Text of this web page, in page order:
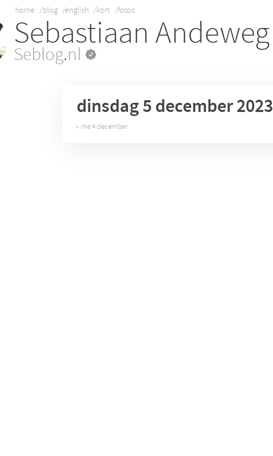
home /blog /english /kort /fotos
Sebastiaan Andeweg
Seblog.nl
dinsdag 5december 2023
« ma 4 december